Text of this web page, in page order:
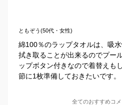
ともぞう(50代・女性)
綿100％のラップタオルは、吸
拭き取ることが出来るのでプー
ップボタン付きなので着替えも
節に1枚準備しておきたいです。
全てのおすすめコメ